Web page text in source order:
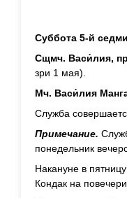
Суббота 5-й
Сщмч. Васи́лия,
зри 1 мая).
Мч. Васи́лия
Служба
Примечание.
понедельник
Накануне в
Кондак на